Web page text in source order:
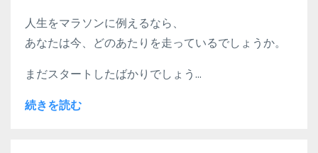
人生をマラソンに例えるなら、
あなたは今、どのあたりを走っているでしょうか。
まだスタートしたばかりでしょう...
続きを読む